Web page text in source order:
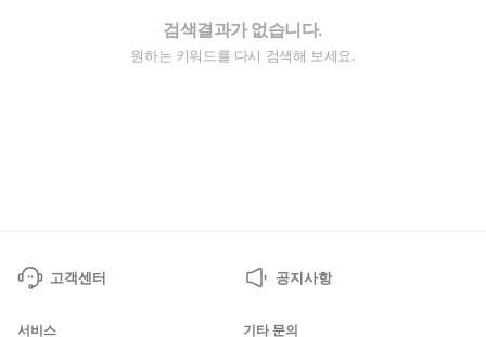
검색결과가 없습니다.
원하는 키워드를 다시 검색해 보세요.
고객센터 공지사항
서비스 기타 문의